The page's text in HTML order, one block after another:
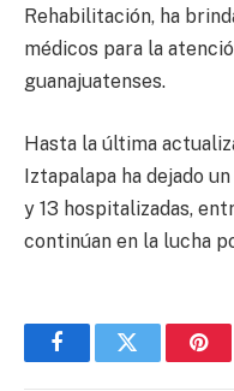
Rehabilitación, ha
médicos para la
guanajuatenses.
Hasta la última
Iztapalapa ha dejado
y 13 hospitalizadas,
continúan en la lucha
FacebookTwitter